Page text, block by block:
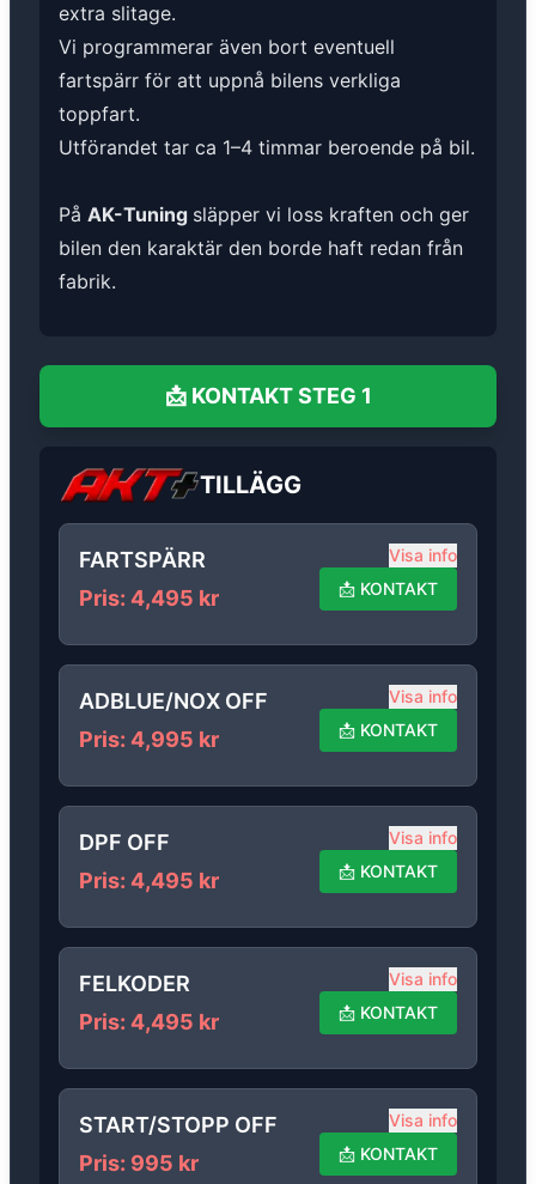
extra slitage.
Vi programmerar även bort eventuell
fartspärr för att uppnå bilens verkliga
toppfart.
Utförandet tar ca 1–4 timmar beroende på bil.
På AK-Tuning släpper vi loss kraften och ger
bilen den karaktär den borde haft redan från
fabrik.
📩 KONTAKT STEG 1
TILLÄGG
FARTSPÄRR
Pris: 4,495 kr
Visa info
📩 KONTAKT
ADBLUE/NOX OFF
Pris: 4,995 kr
Visa info
📩 KONTAKT
DPF OFF
Pris: 4,495 kr
Visa info
📩 KONTAKT
FELKODER
Pris: 4,495 kr
Visa info
📩 KONTAKT
START/STOPP OFF
Pris: 995 kr
Visa info
📩 KONTAKT